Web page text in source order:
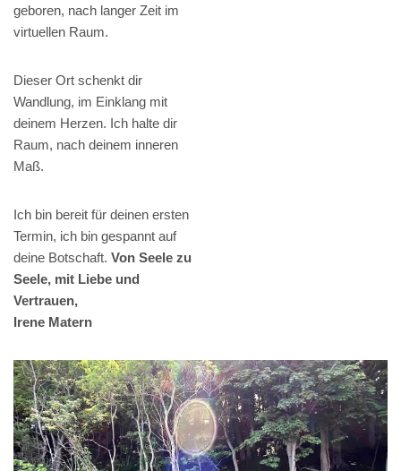
geboren, nach langer Zeit im
virtuellen Raum.
Dieser Ort schenkt dir
Wandlung, im Einklang mit
deinem Herzen. Ich halte dir
Raum, nach deinem inneren
Maß.
Ich bin bereit für deinen ersten
Termin, ich bin gespannt auf
deine Botschaft. Von Seele zu
Seele, mit Liebe und
Vertrauen,
Irene Matern